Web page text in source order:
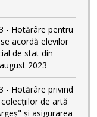
- Hotărâre pentru
acordă elevilor
de stat din
2023
- Hotărâre privind
de artă
și asigurarea